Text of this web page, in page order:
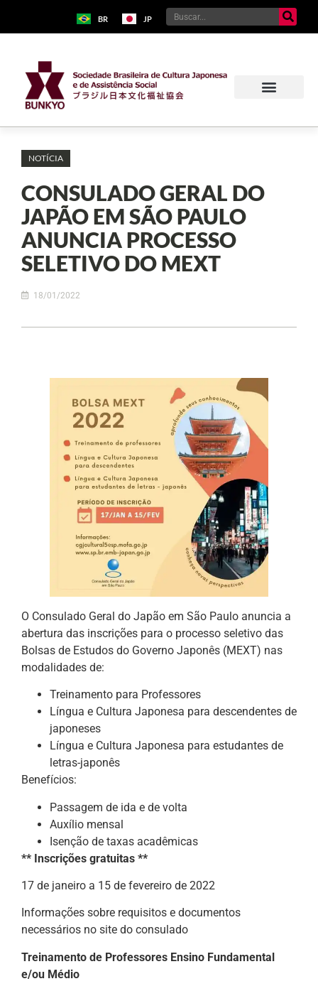
BR JP
NOTÍCIA
CONSULADO GERAL DO
JAPÃO EM SÃO PAULO
ANUNCIA PROCESSO
SELETIVO DO MEXT
18/01/2022
O Consulado Geral do Japão em São Paulo anuncia a
abertura das inscrições para o processo seletivo das
Bolsas de Estudos do Governo Japonês (MEXT) nas
modalidades de:
Treinamento para Professores
Língua e Cultura Japonesa para descendentes de
japoneses
Língua e Cultura Japonesa para estudantes de
letras-japonês
Benefícios:
Passagem de ida e de volta
Auxílio mensal
Isenção de taxas acadêmicas
** Inscrições gratuitas **
17 de janeiro a 15 de fevereiro de 2022
Informações sobre requisitos e documentos
necessários no site do consulado
Treinamento de Professores Ensino Fundamental
e/ou Médio